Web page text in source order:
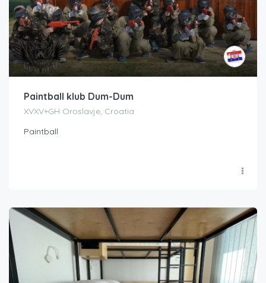
Paintball klub Dum-Dum
XVXV+GH Oroslavje, Croatia
Paintball